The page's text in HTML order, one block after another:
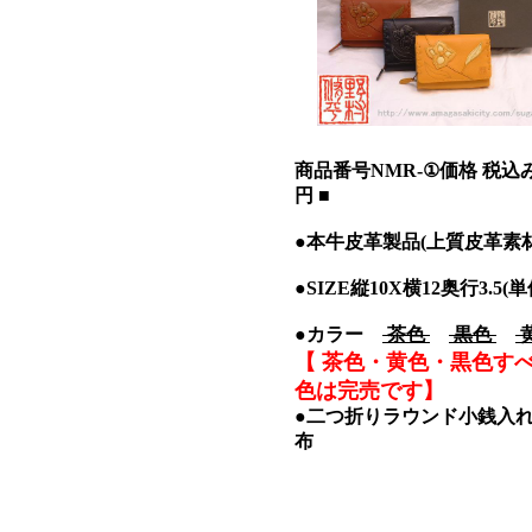
商品番号NMR-①価格 税込
円 ■
●本牛皮革製品(上質皮革素
●SIZE縦10X横12奥行3.5(単
●カラー 茶色 黒色
【 茶色・黄色・黒色す
色は完売です】
●二つ折りラウンド小銭入
布